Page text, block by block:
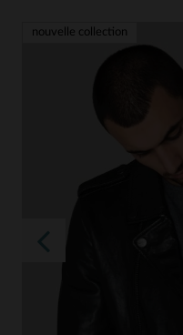
nouvelle collection